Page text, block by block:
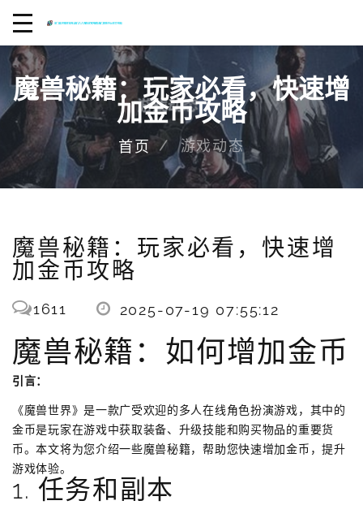
魔兽秘籍：玩家必看，快速增
加金币攻略
首页 游戏动态
魔兽秘籍：玩家必看，快速增
加金币攻略
1611 2025-07-19 07:55:12
魔兽秘籍：如何增加金币
引言：
《魔兽世界》是一款广受欢迎的多人在线角色扮演游戏，其中的
金币是玩家在游戏中获取装备、升级技能和购买物品的重要货
币。本文将为您介绍一些魔兽秘籍，帮助您快速增加金币，提升
游戏体验。
1. 任务和副本